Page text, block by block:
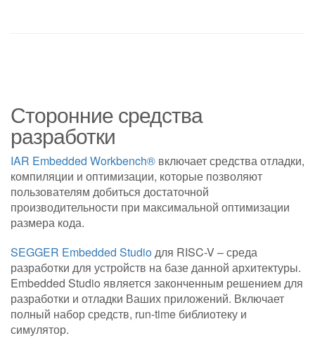
Сторонние средства
разработки
IAR Embedded Workbench® включает средства отладки,
компиляции и оптимизации, которые позволяют
пользователям добиться достаточной
производительности при максимальной оптимизации
размера кода.
SEGGER Embedded Studioдля RISC-V – среда
разработки для устройств на базе данной архитектуры.
Embedded Studio является законченным решением для
разработки и отладки Ваших приложений. Включает
полный набор средств, run-time библиотеку и
симулятор.